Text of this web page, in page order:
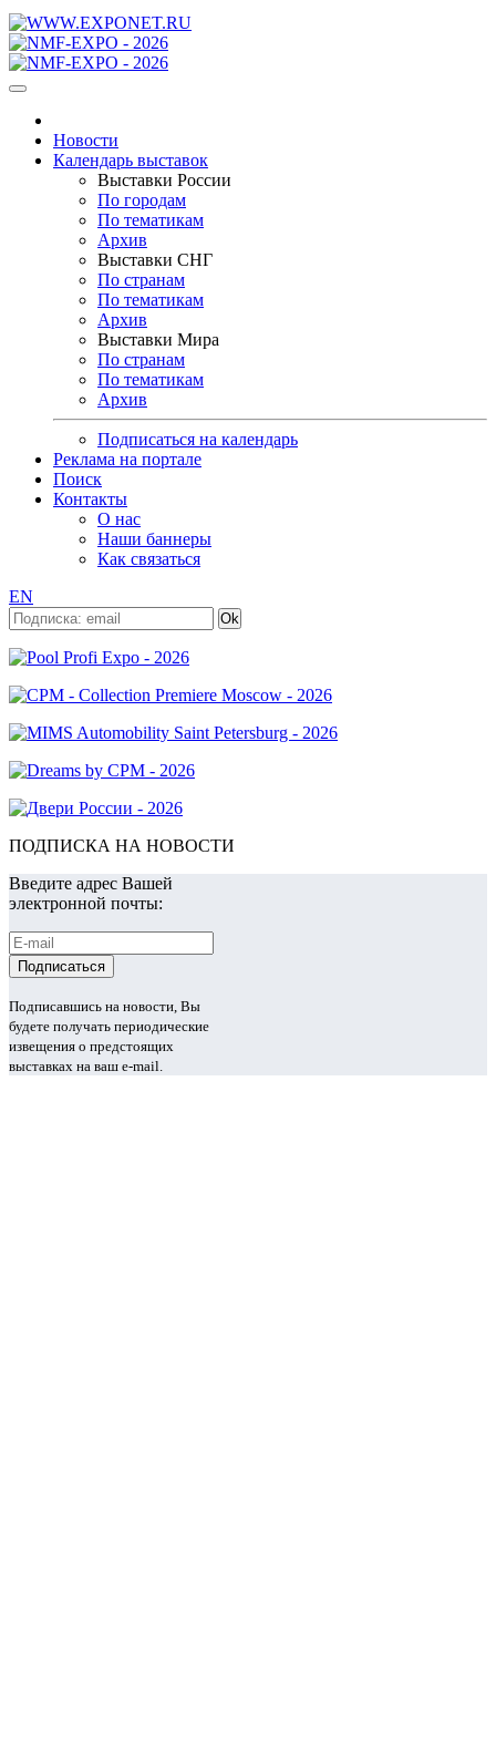
Новости
Календарь выставок
Выставки России
По городам
По тематикам
Архив
Выставки СНГ
По странам
По тематикам
Архив
Выставки Мира
По странам
По тематикам
Архив
Подписаться на календарь
Реклама на портале
Поиск
Контакты
О нас
Наши баннеры
Как связаться
EN
ПОДПИСКА НА НОВОСТИ
Введите адрес Вашей
электронной почты:
Подписавшись на новости, Вы
будете получать периодические
извещения о предстоящих
выставках на ваш e-mail.